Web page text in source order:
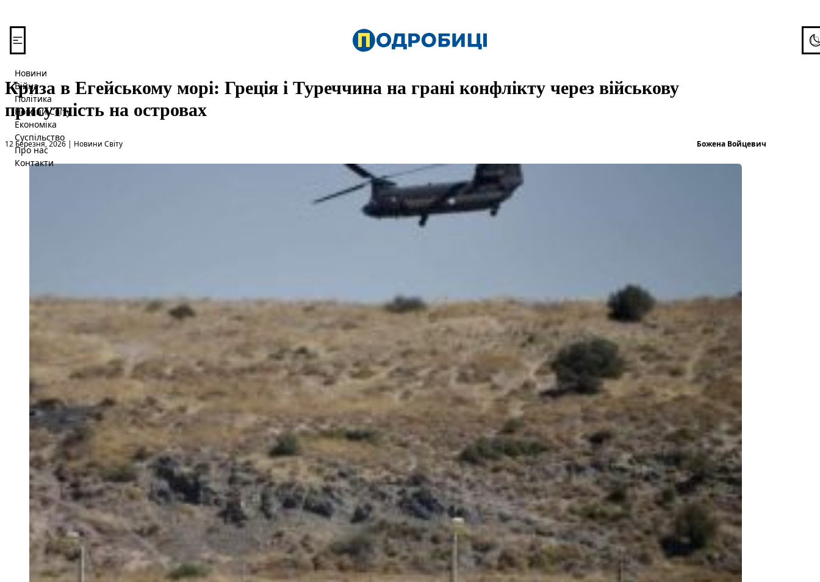
Новини
Війна
Політика
Новини Світу
Економіка
Суспільство
Про нас
Контакти
Криза в Егейському морі: Греція і Туреччина на грані конфлікту через військову
присутність на островах
12 Березня, 2026 |
Опубліковано вНовини Світу Божена Войцевич